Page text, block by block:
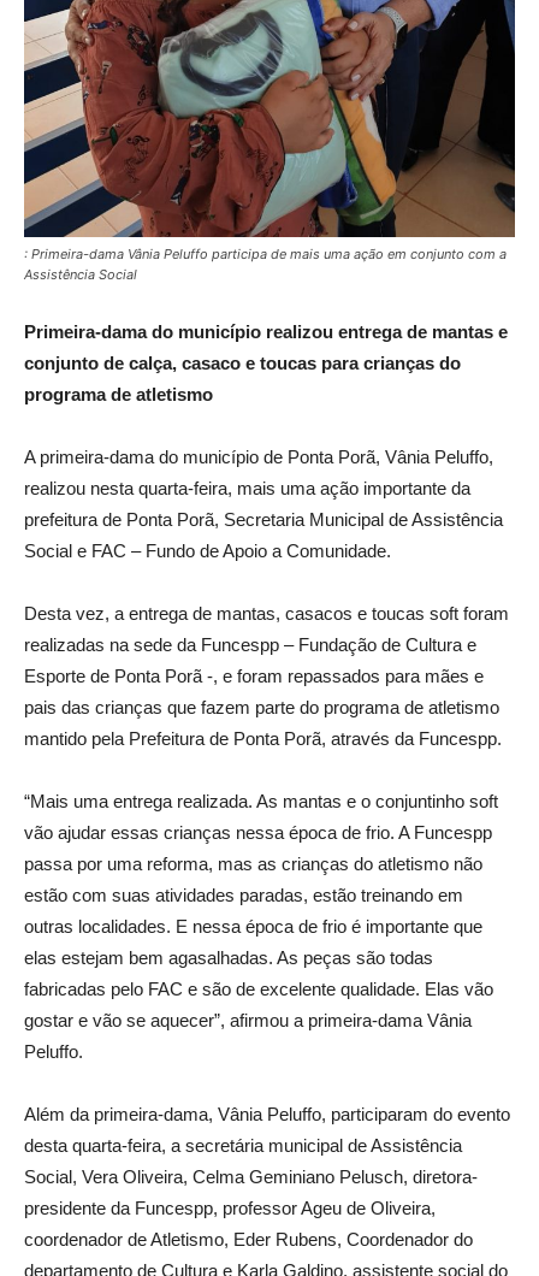
: Primeira-dama Vânia Peluffo participa de mais uma ação em conjunto com a
Assistência Social
Primeira-dama do município realizou entrega de mantas e
conjunto de calça, casaco e toucas para crianças do
programa de atletismo
A primeira-dama do município de Ponta Porã, Vânia Peluffo,
realizou nesta quarta-feira, mais uma ação importante da
prefeitura de Ponta Porã, Secretaria Municipal de Assistência
Social e FAC – Fundo de Apoio a Comunidade.
Desta vez, a entrega de mantas, casacos e toucas soft foram
realizadas na sede da Funcespp – Fundação de Cultura e
Esporte de Ponta Porã -, e foram repassados para mães e
pais das crianças que fazem parte do programa de atletismo
mantido pela Prefeitura de Ponta Porã, através da Funcespp.
“Mais uma entrega realizada. As mantas e o conjuntinho soft
vão ajudar essas crianças nessa época de frio. A Funcespp
passa por uma reforma, mas as crianças do atletismo não
estão com suas atividades paradas, estão treinando em
outras localidades. E nessa época de frio é importante que
elas estejam bem agasalhadas. As peças são todas
fabricadas pelo FAC e são de excelente qualidade. Elas vão
gostar e vão se aquecer”, afirmou a primeira-dama Vânia
Peluffo.
Além da primeira-dama, Vânia Peluffo, participaram do evento
desta quarta-feira, a secretária municipal de Assistência
Social, Vera Oliveira, Celma Geminiano Pelusch, diretora-
presidente da Funcespp, professor Ageu de Oliveira,
coordenador de Atletismo, Eder Rubens, Coordenador do
departamento de Cultura e Karla Galdino, assistente social do